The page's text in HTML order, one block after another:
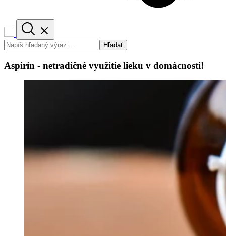
Hľadať
Aspirín - netradičné využitie lieku v domácnosti!